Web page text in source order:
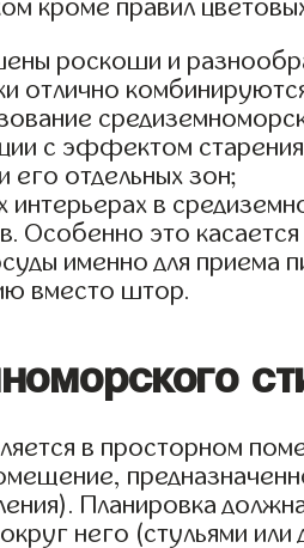
кроме правил
роскоши и
отлично
с эффектом
отдельных зон;
в
Особенно это
именно для
вместо штор.
в просторном
Планировка
него (стульями или